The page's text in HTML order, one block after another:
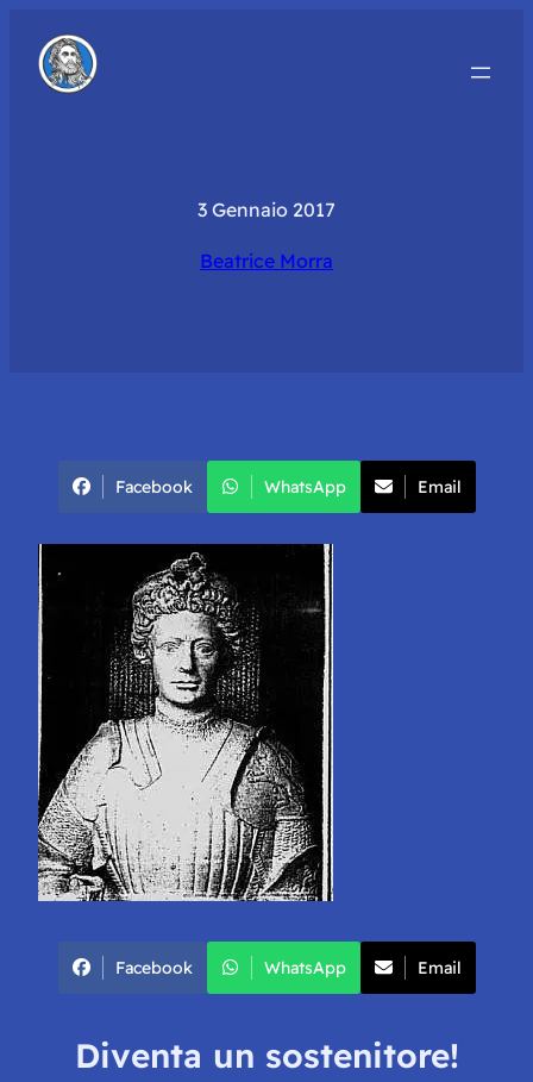
3 Gennaio 2017
Beatrice Morra
Facebook WhatsApp Email
Facebook WhatsApp Email
Diventa un sostenitore!